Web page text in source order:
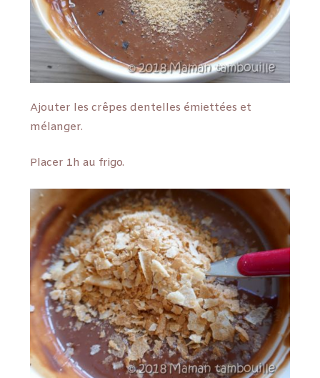
Ajouter les crêpes dentelles émiettées et
mélanger.
Placer 1h au frigo.